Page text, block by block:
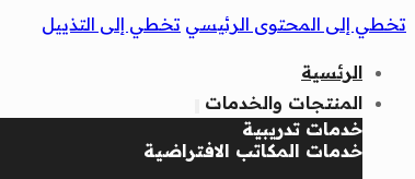
تخطي إلى المحتوى الرئيسي تخطي إلى التذييل
الرئسية
المنتجات والخدمات
خدمات تدريبية
خدمات المكاتب الافتراضية